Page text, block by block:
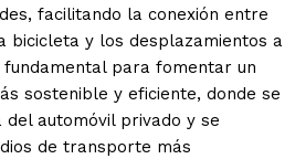
facilitando la conexión entre
bicicleta y los desplazamientos a
para fomentar un
sostenible y eficiente, donde se
del automóvil privado y se
de transporte más